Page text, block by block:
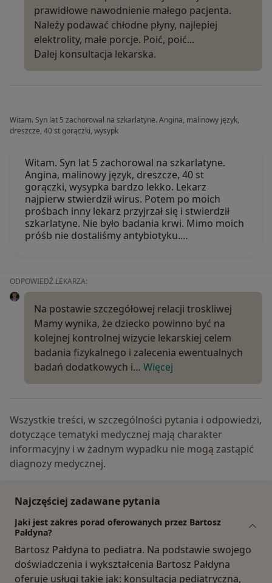
prawidłowe nawodnienie małego pacjenta.
Należy podawać chłodne płyny, najlepiej
elektrolity, małe porcje. Poić, poić...
Dalej konsultacja lekarska.
Witam. Syn lat 5 zachorowal na szkarlatyne. Angina, malinowy język,
dreszcze, 40 st gorączki, wysypk
Witam. Syn lat 5 zachorowal na szkarlatyne.
Angina, malinowy język, dreszcze, 40 st
gorączki, wysypka bardzo lekko. Lekarz
najpierw stwierdził wirus. Potem po moich
prośbach inny lekarz przyjrzał się i stwierdził
szkarlatyne. Nie było badania krwi. Mimo moich
próśb nie dostaliśmy antybiotyku.…
ODPOWIEDŹ LEKARZA:
Na postawie szczegółowej relacji troskliwej
Mamy wynika, że dziecko powinno być na
kolejnej kontrolnej wizycie lekarskiej celem
badania fizykalnego i zalecenia ewentualnych
badań dodatkowych i… Więcej
Wszystkie treści, w szczególności pytania i odpowiedzi,
dotyczące tematyki medycznej mają charakter
informacyjny i w żadnym wypadku nie mogą zastąpić
diagnozy medycznej.
Najczęściej zadawane pytania
Jaki jest zakres porad oferowanych przez Bartosz
Pałdyna?
Bartosz Pałdyna to pediatra. Na podstawie swojego
doświadczenia i wykształcenia Bartosz Pałdyna
oferuje usługi takie jak: konsultacja pediatryczna,